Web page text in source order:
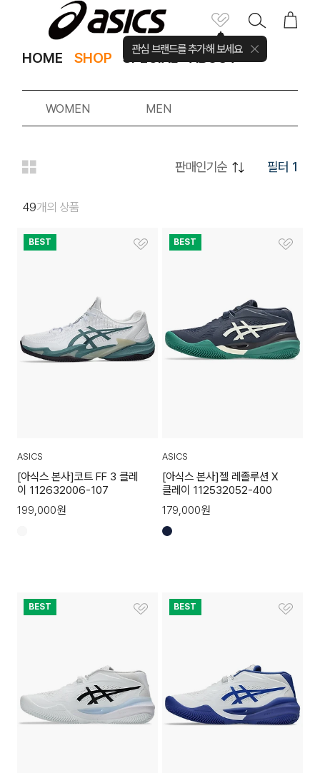
관심 브랜드를 추가해 보세요
HOME SHOP SPECIAL ABOUT
WOMEN MEN
필터 1
49개의 상품
BEST
ASICS
[아식스 본사]코트 FF 3 클레
이 112632006-107
199,000원
BEST
ASICS
[아식스 본사]젤 레졸루션 X
클레이 112532052-400
179,000원
BEST BEST